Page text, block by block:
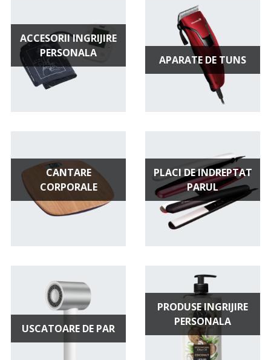
ACCESORII INGRIJIRE
PERSONALA
APARATE DE TUNS
CANTARE
CORPORALE
PLACI DE INDREPTAT
PARUL
USCATOARE DE PAR
PRODUSE INGRIJIRE
PERSONALA